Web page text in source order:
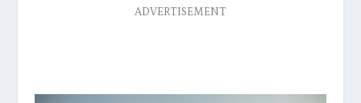
ADVERTISEMENT